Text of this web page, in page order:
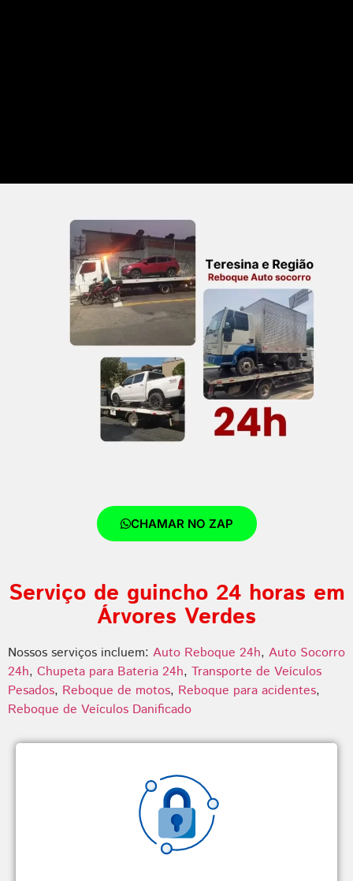
CHAMAR NO ZAP
Serviço de guincho 24 horas em
Árvores Verdes
Nossos serviços incluem: Auto Reboque 24h, Auto Socorro
24h, Chupeta para Bateria 24h, Transporte de Veículos
Pesados, Reboque de motos, Reboque para acidentes,
Reboque de Veículos Danificado